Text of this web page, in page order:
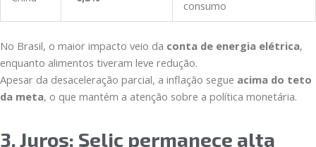
consumo
No Brasil, o maior impacto veio da conta de energia elétrica,
enquanto alimentos tiveram leve redução.
Apesar da desaceleração parcial, a inflação segue acima do teto
da meta, o que mantém a atenção sobre a política monetária.
3. Juros: Selic permanece alta